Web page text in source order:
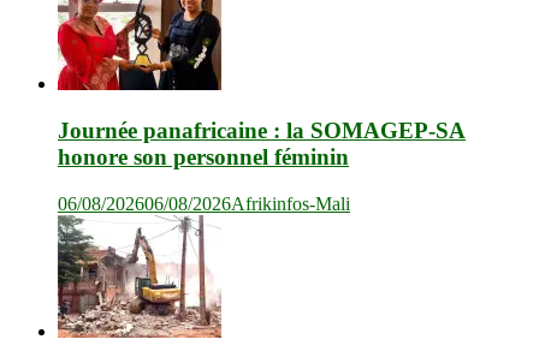
Journée panafricaine : la SOMAGEP-SA
honore son personnel féminin
06/08/202606/08/2026Afrikinfos-Mali